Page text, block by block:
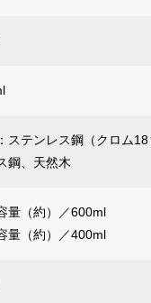
ステンレス鋼（クロム
鋼、天然木
量（約）／600ml
量（約）／400ml